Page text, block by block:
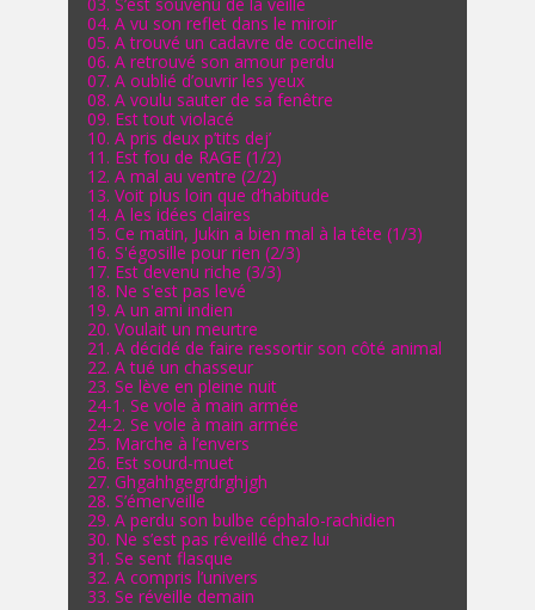
03. S’est souvenu de la veille
04. A vu son reflet dans le miroir
05. A trouvé un cadavre de coccinelle
06. A retrouvé son amour perdu
07. A oublié d’ouvrir les yeux
08. A voulu sauter de sa fenêtre
09. Est tout violacé
10. A pris deux p’tits dej’
11. Est fou de RAGE (1/2)
12. A mal au ventre (2/2)
13. Voit plus loin que d’habitude
14. A les idées claires
15. Ce matin, Jukin a bien mal à la tête (1/3)
16. S'égosille pour rien (2/3)
17. Est devenu riche (3/3)
18. Ne s'est pas levé
19. A un ami indien
20. Voulait un meurtre
21. A décidé de faire ressortir son côté animal
22. A tué un chasseur
23. Se lève en pleine nuit
24-1. Se vole à main armée
24-2. Se vole à main armée
25. Marche à l’envers
26. Est sourd-muet
27. Ghgahhgegrdrghjgh
28. S’émerveille
29. A perdu son bulbe céphalo-rachidien
30. Ne s’est pas réveillé chez lui
31. Se sent flasque
32. A compris l’univers
33. Se réveille demain